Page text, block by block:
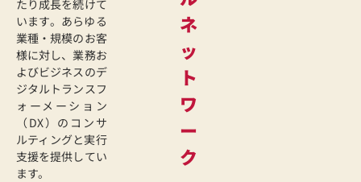
たり成長を続けて
います。あらゆる
業種・規模のお客
様に対し、業務お
よびビジネスのデ
ジタルトランスフ
ォーメーション
（DX）のコンサ
ルティングと実行
支援を提供してい
ます。
ネ
ッ
ト
ワ
ー
ク